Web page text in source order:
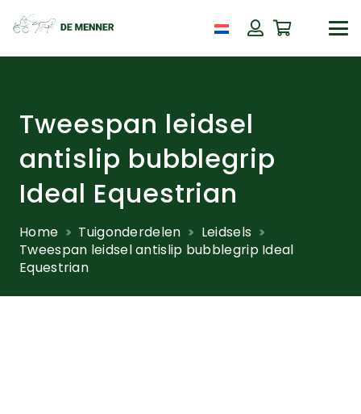
Tweespan leidsel
antislip bubblegrip
Ideal Equestrian
Home Tuigonderdelen
Leidsels
Tweespan leidsel antislip bubblegrip Ideal
Equestrian